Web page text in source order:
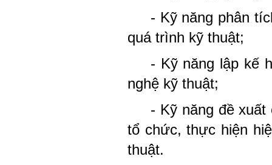
- Kỹ năng phân
quá trình kỹ thuật;
- Kỹ năng lập kế
nghệ kỹ thuật;
- Kỹ năng đề xuất
tổ chức, thực hiện
thuật.